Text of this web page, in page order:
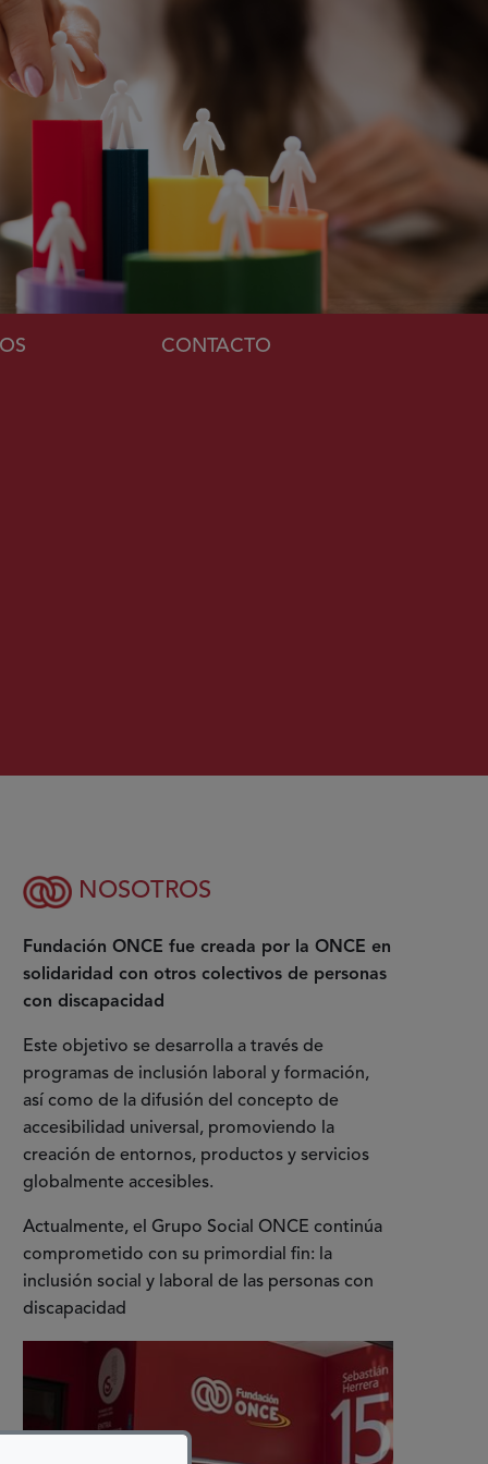
CONTACTO
NOSOTROS
Fundación ONCE fue creada por la ONCE en
solidaridad con otros colectivos de personas
con discapacidad
Este objetivo se desarrolla a través de
programas de inclusión laboral y formación,
así como de la difusión del concepto de
accesibilidad universal, promoviendo la
creación de entornos, productos y servicios
globalmente accesibles.
Actualmente, el Grupo Social ONCE continúa
comprometido con su primordial fin: la
inclusión social y laboral de las personas con
discapacidad